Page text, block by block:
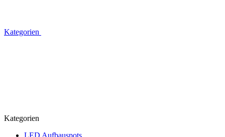
Kategorien
Kategorien
LED Aufbauspots